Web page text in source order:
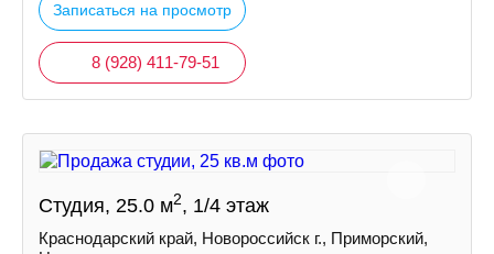
Записаться на просмотр
8 (928) 411-79-51
Студия, 25.0 м2, 1/4 этаж
Краснодарский край, Новороссийск г., Приморский,